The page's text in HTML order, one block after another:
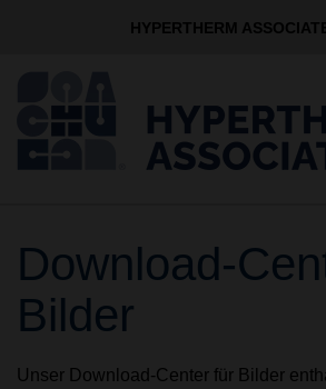
HYPERTHERM
Hypertherm-Plasma
OMAX-Wasserstrahl
UNTERNEHMEN
UNTERNEHMENSKULTUR
Download-
Bilder
Unser Download-Center für Bilder